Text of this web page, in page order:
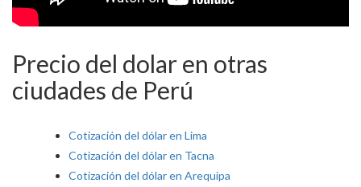
Precio del dolar en otras
ciudades de Perú
Cotización del dólar en Lima
Cotización del dólar en Tacna
Cotización del dólar en Arequipa